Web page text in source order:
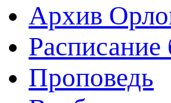
Архив
Проповедь